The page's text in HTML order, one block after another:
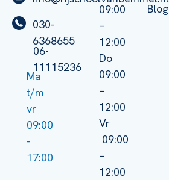
030-
6368655
06-
11115236
Ma
t/m
vr
09:00
-
17:00
09:00
–
12:00
Do
09:00
–
12:00
Vr
09:00
–
12:00
Blog